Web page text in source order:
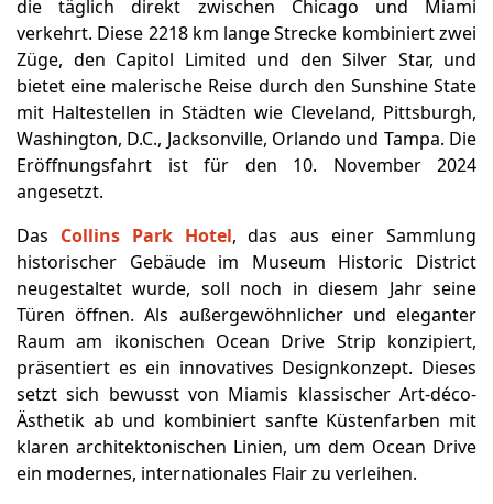
die täglich direkt zwischen Chicago und Miami
verkehrt. Diese 2218 km lange Strecke kombiniert zwei
Züge, den Capitol Limited und den Silver Star, und
bietet eine malerische Reise durch den Sunshine State
mit Haltestellen in Städten wie Cleveland, Pittsburgh,
Washington, D.C., Jacksonville, Orlando und Tampa. Die
Eröffnungsfahrt ist für den 10. November 2024
angesetzt.
Das Collins Park Hotel, das aus einer Sammlung
historischer Gebäude im Museum Historic District
neugestaltet wurde, soll noch in diesem Jahr seine
Türen öffnen. Als außergewöhnlicher und eleganter
Raum am ikonischen Ocean Drive Strip konzipiert,
präsentiert es ein innovatives Designkonzept. Dieses
setzt sich bewusst von Miamis klassischer Art-déco-
Ästhetik ab und kombiniert sanfte Küstenfarben mit
klaren architektonischen Linien, um dem Ocean Drive
ein modernes, internationales Flair zu verleihen.